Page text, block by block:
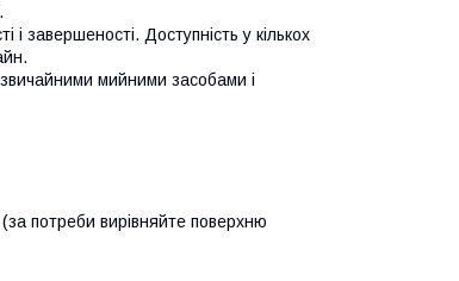
і завершеності. Доступність у кількох
мийними засобами і
потреби вирівняйте поверхню